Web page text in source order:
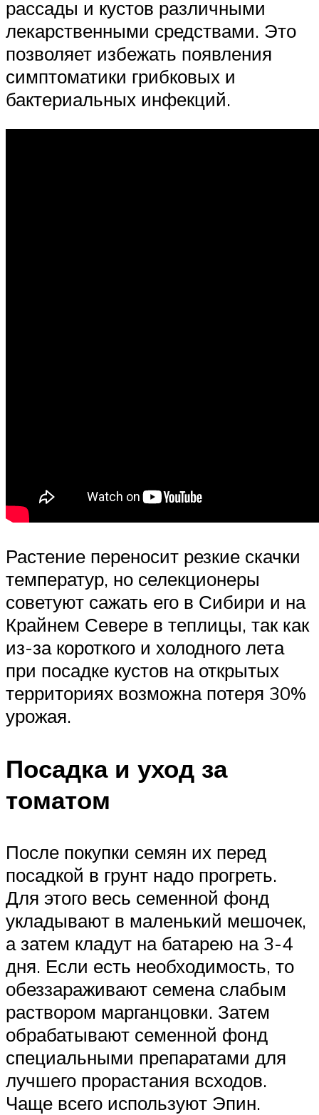
рассады и кустов различными
лекарственными средствами. Это
позволяет избежать появления
симптоматики грибковых и
бактериальных инфекций.
Растение переносит резкие скачки
температур, но селекционеры
советуют сажать его в Сибири и на
Крайнем Севере в теплицы, так как
из-за короткого и холодного лета
при посадке кустов на открытых
территориях возможна потеря 30%
урожая.
Посадка и уход за
томатом
После покупки семян их перед
посадкой в грунт надо прогреть.
Для этого весь семенной фонд
укладывают в маленький мешочек,
а затем кладут на батарею на 3-4
дня. Если есть необходимость, то
обеззараживают семена слабым
раствором марганцовки. Затем
обрабатывают семенной фонд
специальными препаратами для
лучшего прорастания всходов.
Чаще всего используют Эпин.